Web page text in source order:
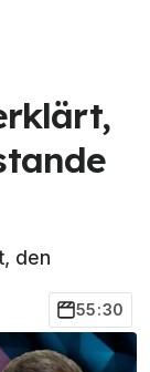
den
55:30